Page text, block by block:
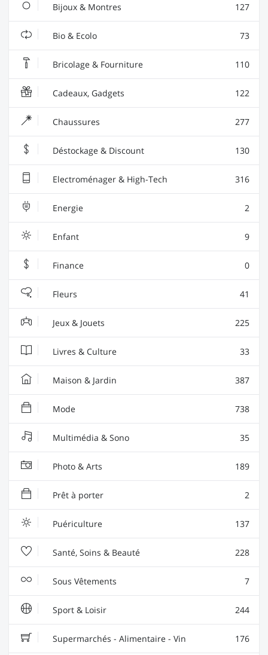
Bijoux & Montres 127
Bio & Ecolo 73
Bricolage & Fourniture 110
Cadeaux, Gadgets 122
Chaussures 277
Déstockage & Discount 130
Electroménager & High-Tech 316
Energie 2
Enfant 9
Finance 0
Fleurs 41
Jeux & Jouets 225
Livres & Culture 33
Maison & Jardin 387
Mode 738
Multimédia & Sono 35
Photo & Arts 189
Prêt à porter 2
Puériculture 137
Santé, Soins & Beauté 228
Sous Vêtements 7
Sport & Loisir 244
Supermarchés - Alimentaire - Vin 176